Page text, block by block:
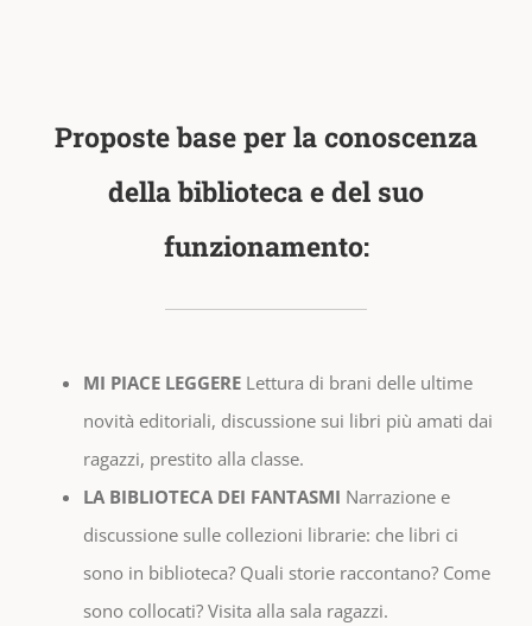
Proposte base per la conoscenza
della biblioteca e del suo
funzionamento:
MI PIACE LEGGERELettura di brani delle ultime
novità editoriali, discussione sui libri più amati dai
ragazzi, prestito alla classe.
LA BIBLIOTECA DEI FANTASMI Narrazione e
discussione sulle collezioni librarie: che libri ci
sono in biblioteca? Quali storie raccontano? Come
sono collocati? Visita alla sala ragazzi.